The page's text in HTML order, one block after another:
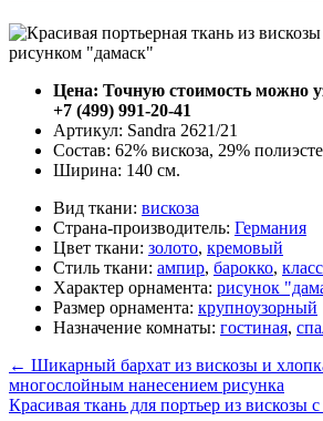
Цена: Точную стоимость можно
+7 (499) 991-20-41
Артикул: Sandra 2621/21
Состав: 62% вискоза, 29%
Ширина: 140 см.
Вид ткани: вискоза
Страна-производитель: Германия
Цвет ткани: золото, кремовый
Стиль ткани: ампир, барокко,
Характер орнамента: рисунок
Размер орнамента: крупноузорный
Назначение комнаты: гостиная,
← Шикарный бархат из вискозы и
многослойным нанесением рисунка
Красивая ткань для портьер из вискозы